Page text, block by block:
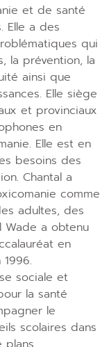
et de santé
Elle a des
qui
la prévention, la
ainsi que
Elle siège
et provinciaux
en
Elle est en
besoins des
Chantal a
comme
adultes, des
Wade a obtenu
en
sociale et
la santé
le
scolaires dans